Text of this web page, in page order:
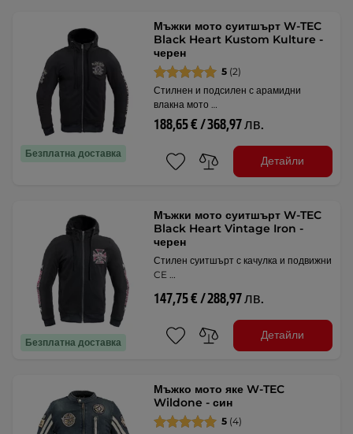
Безплатна доставка
Мъжки мото суитшърт W-TEC
Black Heart Kustom Kulture -
черен
5 (2)
Стилнен и подсилен с арамидни
влакна мото …
188,65 € / 368,97 лв.
Детайли
Безплатна доставка
Мъжки мото суитшърт W-TEC
Black Heart Vintage Iron -
черен
Стилен суитшърт с качулка и подвижни
CE …
147,75 € / 288,97 лв.
Детайли
Мъжко мото яке W-TEC
Wildone - син
5 (4)